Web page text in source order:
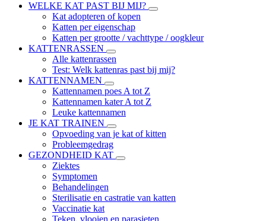
WELKE KAT PAST BIJ MIJ?
Kat adopteren of kopen
Katten per eigenschap
Katten per grootte / vachttype / oogkleur
KATTENRASSEN
Alle kattenrassen
Test: Welk kattenras past bij mij?
KATTENNAMEN
Kattennamen poes A tot Z
Kattennamen kater A tot Z
Leuke kattennamen
JE KAT TRAINEN
Opvoeding van je kat of kitten
Probleemgedrag
GEZONDHEID KAT
Ziektes
Symptomen
Behandelingen
Sterilisatie en castratie van katten
Vaccinatie kat
Teken, vlooien en parasieten